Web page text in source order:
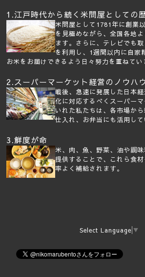
1.江戸時代から続く米問屋としての
米問屋として1781年に創業
を見極めながら、全国各地
ます。さらに、テレビでも
を利用し、1週間以内に自家
お米をお届けできるよう日々努力を重ねてい
2.スーパーマーケット経営のノウハ
戦後、急速に発展した日本
化に対応するべくスーパー
いれた私たちは、各市場か
仕入れ、お弁当にも活用して
3.鮮度が命
米、肉、魚、野菜、油や調
提供することで、これら食
率よく補給されます。
Select Language ▼